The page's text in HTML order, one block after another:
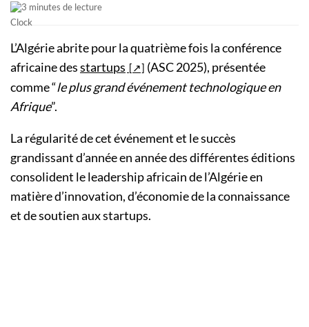
3 minutes de lecture
L’Algérie abrite pour la quatrième fois la conférence
africaine desstartups
(ASC 2025), présentée
comme “le plus grand événement technologique en
Afrique”.
La régularité de cet événement et le succès
grandissant d’année en année des différentes éditions
consolident le leadership africain de l’Algérie en
matière d’innovation, d’économie de la connaissance
et de soutien aux startups.